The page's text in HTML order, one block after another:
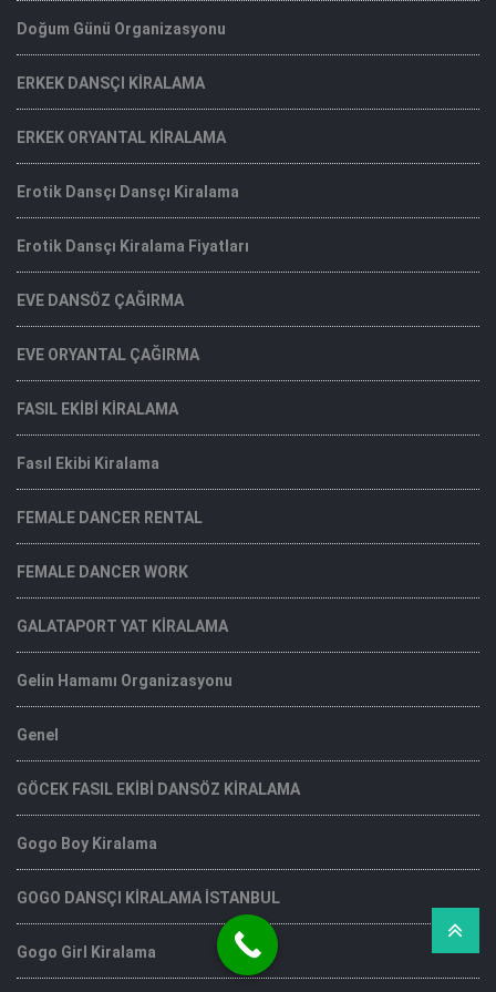
Doğum Günü Organizasyonu
ERKEK DANSÇI KİRALAMA
ERKEK ORYANTAL KİRALAMA
Erotik Dansçı Dansçı Kiralama
Erotik Dansçı Kiralama Fiyatları
EVE DANSÖZ ÇAĞIRMA
EVE ORYANTAL ÇAĞIRMA
FASIL EKİBİ KİRALAMA
Fasıl Ekibi Kiralama
FEMALE DANCER RENTAL
FEMALE DANCER WORK
GALATAPORT YAT KİRALAMA
Gelin Hamamı Organizasyonu
Genel
GÖCEK FASIL EKİBİ DANSÖZ KİRALAMA
Gogo Boy Kiralama
GOGO DANSÇI KİRALAMA İSTANBUL
Gogo Girl Kiralama